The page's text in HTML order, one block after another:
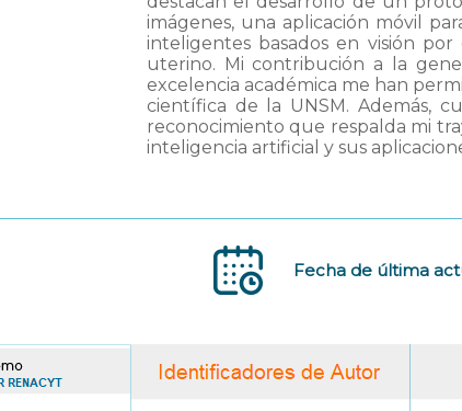
imágenes, una aplicación móvil
inteligentes basados en visión
uterino. Mi contribución a la
excelencia académica me han
científica de la UNSM. Además,
reconocimiento que respalda mi
inteligencia artificial y sus
Fecha de última